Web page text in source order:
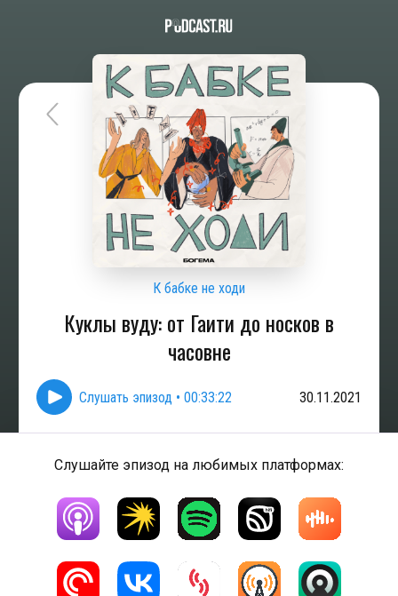
К бабке не ходи
Куклы вуду: от Гаити до носков в
часовне
Слушать эпизод • 00:33:22 30.11.2021
Слушайте эпизод на любимых платформах: